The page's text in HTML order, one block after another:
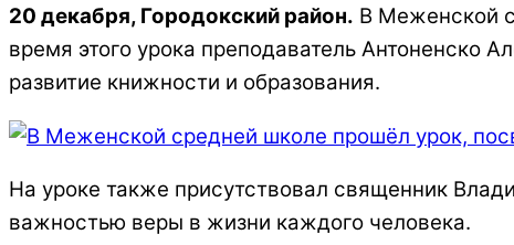
20 декабря, Городокский район. В Меженской
время этого урока преподаватель Антоненско
развитие книжности и образования.
На уроке также присутствовал священник
важностью веры в жизни каждого человека.